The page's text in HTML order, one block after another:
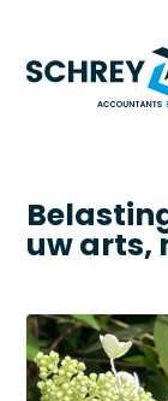
uw arts,